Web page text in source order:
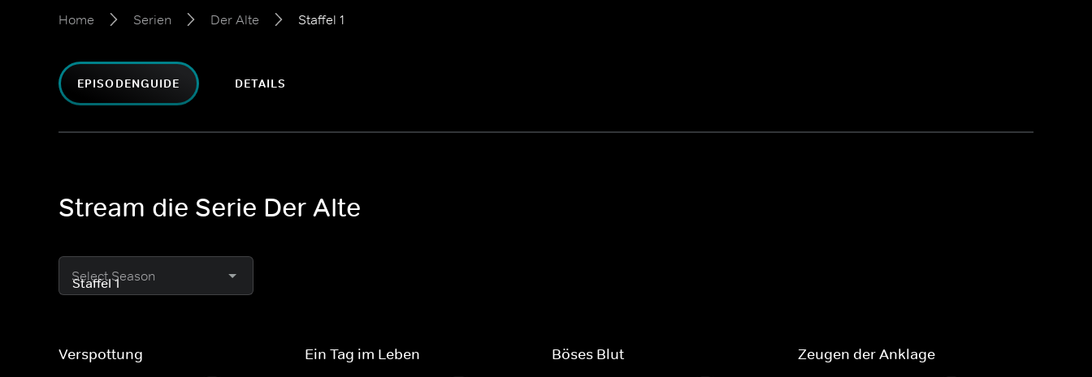
Home Serien Der Alte Staffel 1
EPISODENGUIDE DETAILS
Stream die Serie Der Alte
Select Season
Verspottung Ein Tag im Leben Böses Blut Zeugen der Anklage